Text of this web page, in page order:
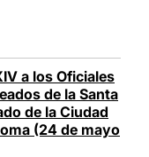
a los Oficiales
de la Santa
de la Ciudad
(24 de mayo